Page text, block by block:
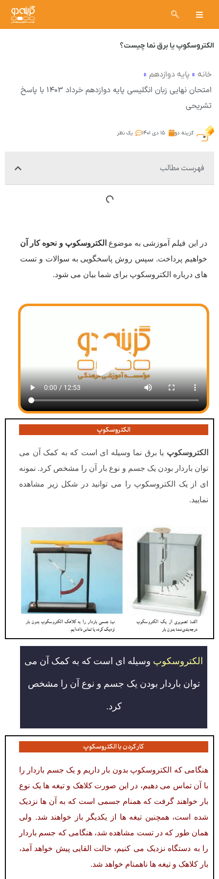
الکتروسکوپ یا برق نما چیست؟
خانه » پایه دوازدهم »
امتحان نهایی زبان انگلیسی پایه دوازدهم خرداد ۱۴۰۳ با پاسخ
تشریحی
گزینه دو ۱۵ دی ۱۴۰۱ یک نظر
فهرست مطالب
در این فیلم آموزشی به موضوع الکتروسکوپ و نحوه کار آن
خواهیم پرداخت. سپس روش پاسخگویی به سوالات و تست
های درباره الکتروسکوپ برای شما بیان می شود.
الکتروسکوپ
الکتروسکوپ یا برق نما وسیله ای است که به کمک آن می
توان باردار بودن یک جسم و نوع بار آن را مشخص کرد. نمونه
ای از یک الکتروسکوپ را می توانید در شکل زیر مشاهده
نمایید.
الکتروسکوپ وسیله ای است که به کمک آن می
توان باردار بودن یک جسم و نوع آن را مشخص
کرد.
کار کردن با الکتروسکوپ
هنگامی که الکتروسکوپ بدون بار داریم و یک جسم باردار را
با آن تماس می دهیم، در این صورت کلاهک و تیغه ها یک نوع
بار خواهند گرفت که همنام جسمی است که به آن ها نزدیک
شده است، همچنین تیغه ها از یکدیگر باز خواهند شد. ولی
همان طور که در تست مشاهده شد، هنگامی که جسم باردار
را به دستگاه نزدیک می کنیم، حالت القایی پیش خواهد آمد،
بار کلاهک و تیغه ها ناهمنام خواهد شد.